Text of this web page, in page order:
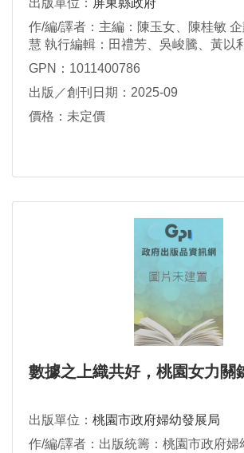
出版單位： 屏東縣政府
作/編/譯者：主編：陳玉女、陳桂敏
慧 執行編輯：田禮芳、吳峻騰、黃以
GPN：1011400786
出版／創刊日期：2025-09
價格：未定價
數據之上織共好，桃園女力關
出版單位： 桃園市政府婦幼發展局
作/編/譯者：出版統籌：桃園市政府婦